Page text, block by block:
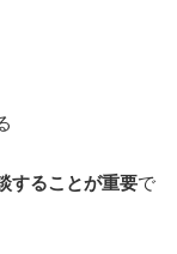
することが重要で